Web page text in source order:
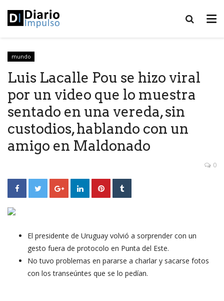
mundo
Luis Lacalle Pou se hizo viral
por un video que lo muestra
sentado en una vereda, sin
custodios, hablando con un
amigo en Maldonado
0
El presidente de Uruguay volvió a sorprender con un
gesto fuera de protocolo en Punta del Este.
No tuvo problemas en pararse a charlar y sacarse fotos
con los transeúntes que se lo pedían.